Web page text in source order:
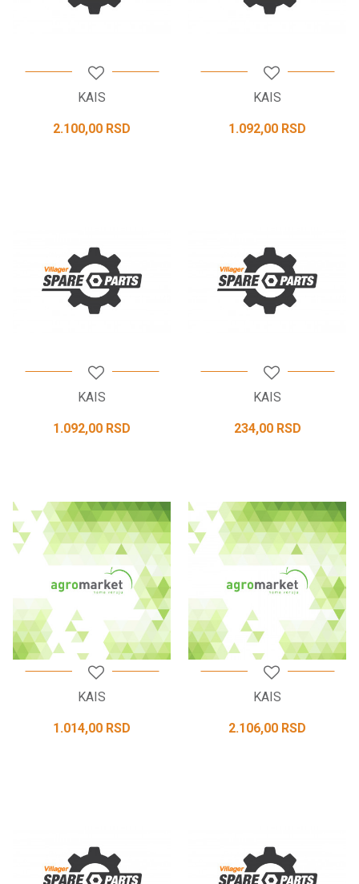
KAIS
2.100,00 RSD
KAIS
1.092,00 RSD
KAIS
1.092,00 RSD
KAIS
234,00 RSD
KAIS
1.014,00 RSD
KAIS
2.106,00 RSD